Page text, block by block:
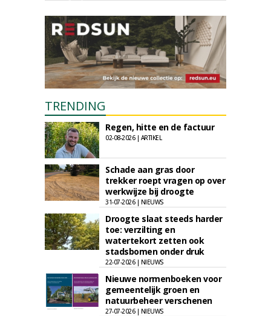
TRENDING
Regen, hitte en de factuur
02-08-2026 | ARTIKEL
Schade aan gras door
trekker roept vragen op over
werkwijze bij droogte
31-07-2026 | NIEUWS
Droogte slaat steeds harder
toe: verzilting en
watertekort zetten ook
stadsbomen onder druk
22-07-2026 | NIEUWS
Nieuwe normenboeken voor
gemeentelijk groen en
natuurbeheer verschenen
27-07-2026 | NIEUWS